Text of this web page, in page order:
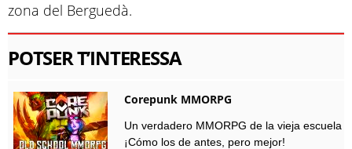
zona del Berguedà.
POTSER T’INTERESSA
Corepunk MMORPG
Un verdadero MMORPG de la vieja escuela
¡Cómo los de antes, pero mejor!